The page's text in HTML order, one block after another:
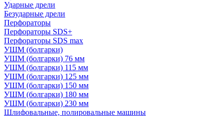
Ударные дрели
Безударные дрели
Перфораторы
Перфораторы SDS+
Перфораторы SDS max
УШМ (болгарки)
УШМ (болгарки) 76 мм
УШМ (болгарки) 115 мм
УШМ (болгарки) 125 мм
УШМ (болгарки) 150 мм
УШМ (болгарки) 180 мм
УШМ (болгарки) 230 мм
Шлифовальные, полировальные машины